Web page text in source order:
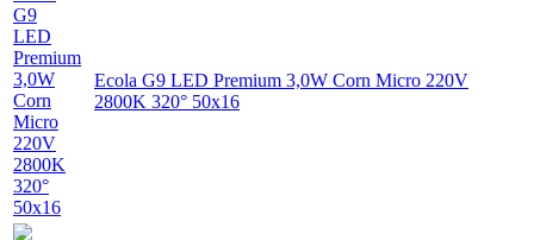
Ecola G9 LED Premium 3,0W Corn Micro 220V
2800K 320° 50x16